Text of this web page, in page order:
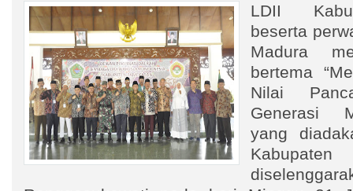
LDII
beserta
Madura
bertema
Nilai
Generasi
yang